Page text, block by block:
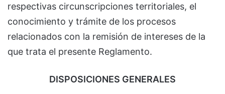
respectivas circunscripciones territoriales, el
conocimiento y trámite de los procesos
relacionados con la remisión de intereses de la
que trata el presente Reglamento.
DISPOSICIONES GENERALES